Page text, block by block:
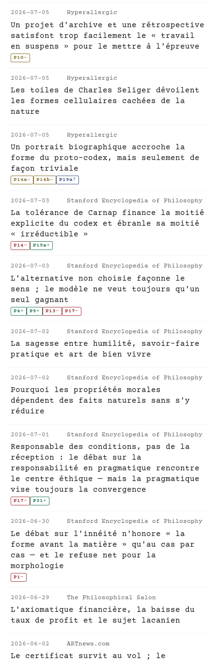
2026-07-05 Hyperallergic
Un projet d'archive et une rétrospective
satisfont trop facilement le « travail
en suspens » pour le mettre à l'épreuve
P10~
2026-07-05 Hyperallergic
Les toiles de Charles Seliger dévoilent
les formes cellulaires cachées de la
nature
2026-07-05 Hyperallergic
Un portrait biographique accroche la
forme du proto-codex, mais seulement de
façon triviale
P14a~ P14b~ P19a?
2026-07-03 Stanford Encyclopedia of Philosophy
La tolérance de Carnap finance la moitié
explicite du codex et ébranle sa moitié
« irréductible »
P14- P19a+
2026-07-03 Stanford Encyclopedia of Philosophy
L'alternative non choisie façonne le
sens ; le modèle ne veut toujours qu'un
seul gagnant
P4+ P5+ P13- P17-
2026-07-02 Stanford Encyclopedia of Philosophy
La sagesse entre humilité, savoir-faire
pratique et art de bien vivre
2026-07-02 Stanford Encyclopedia of Philosophy
Pourquoi les propriétés morales
dépendent des faits naturels sans s'y
réduire
2026-07-01 Stanford Encyclopedia of Philosophy
Responsable des conditions, pas de la
réception : le débat sur la
responsabilité en pragmatique rencontre
le centre éthique — mais la pragmatique
vise toujours la convergence
P17- P31+
2026-06-30 Stanford Encyclopedia of Philosophy
Le débat sur l'innéité n'honore « la
forme avant la matière » qu'au cas par
cas — et le refuse net pour la
morphologie
P1-
2026-06-29 The Philosophical Salon
L'axiomatique financière, la baisse du
taux de profit et le sujet lacanien
2026-06-02 ARTnews.com
Le certificat survit au vol ; le